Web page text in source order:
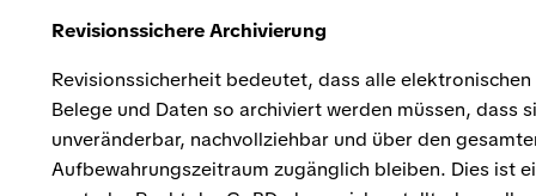
Revisionssichere Archivierung
Revisionssicherheit bedeutet, dass alle elektronischen
Belege und Daten so archiviert werden müssen, dass
unveränderbar, nachvollziehbar und über den
Aufbewahrungszeitraum zugänglich bleiben. Dies ist